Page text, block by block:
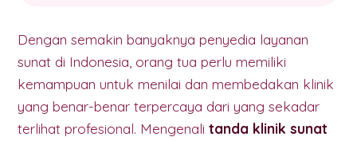
Dengan semakin banyaknya penyedia layanan
sunat di Indonesia, orang tua perlu memiliki
kemampuan untuk menilai dan membedakan klinik
yang benar-benar terpercaya dari yang sekadar
terlihat profesional. Mengenali tanda klinik sunat